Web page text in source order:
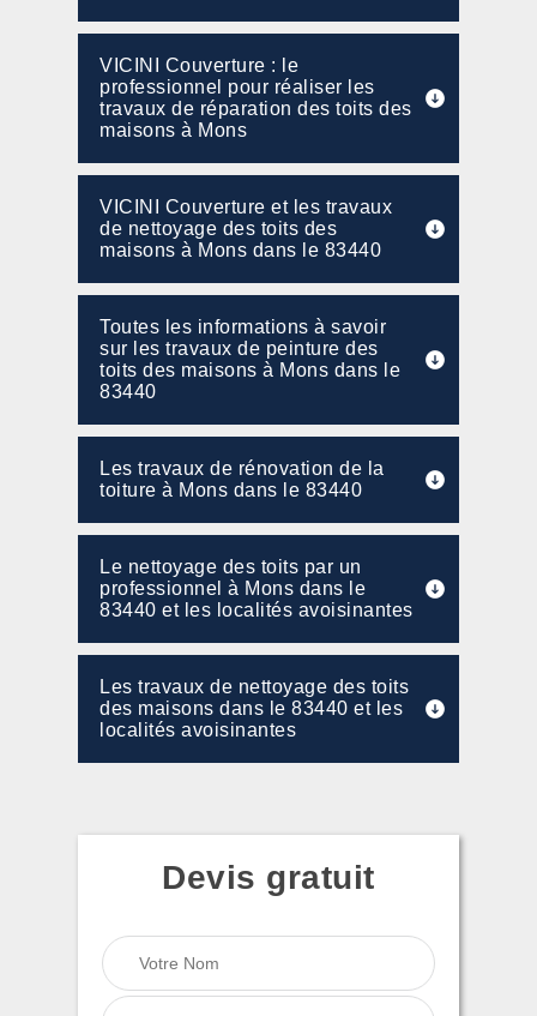
VICINI Couverture : le
professionnel pour réaliser les
travaux de réparation des toits des
maisons à Mons
VICINI Couverture et les travaux
de nettoyage des toits des
maisons à Mons dans le 83440
Toutes les informations à savoir
sur les travaux de peinture des
toits des maisons à Mons dans le
83440
Les travaux de rénovation de la
toiture à Mons dans le 83440
Le nettoyage des toits par un
professionnel à Mons dans le
83440 et les localités avoisinantes
Les travaux de nettoyage des toits
des maisons dans le 83440 et les
localités avoisinantes
Devis gratuit